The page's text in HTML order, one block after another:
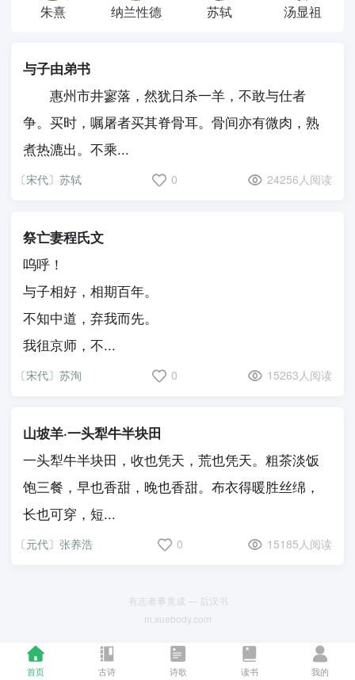
首页 古诗 诗歌 读书 我的
朱熹 纳兰性德 苏轼 汤显祖
与子由弟书
惠州市井寥落，然犹日杀一羊，不敢与仕者
争。买时，嘱屠者买其脊骨耳。骨间亦有微肉，熟
煮热漉出。不乘...
〔宋代〕苏轼 0 24256人阅读
祭亡妻程氏文
呜呼！
与子相好，相期百年。
不知中道，弃我而先。
我徂京师，不...
〔宋代〕苏洵 0 15263人阅读
山坡羊·一头犁牛半块田
一头犁牛半块田，收也凭天，荒也凭天。粗茶淡饭
饱三餐，早也香甜，晚也香甜。布衣得暖胜丝绵，
长也可穿，短...
〔元代〕张养浩 0 15185人阅读
有志者事竟成 — 后汉书
m.xuebody.com